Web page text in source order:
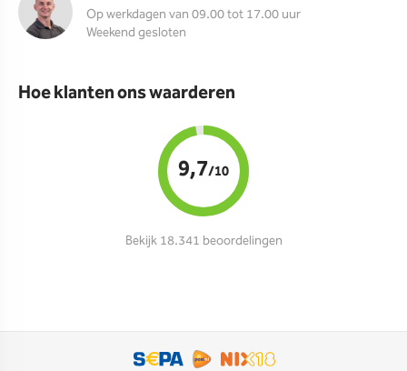
Op werkdagen van 09.00 tot 17.00 uur
Weekend gesloten
Hoe klanten ons waarderen
9,7/10
Bekijk 18.341 beoordelingen